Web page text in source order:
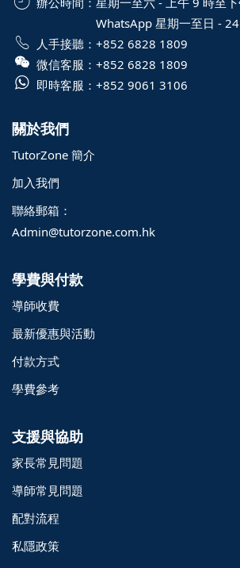
WhatsApp 星期一至日 -
人手接聽： +852 6828 1809
微信客服： +852 6828 1809
即時客服： +852 9061 3106
關於我們
TutorZone 簡介
加入我們
聯絡郵箱：
Admin@tutorzone.com.hk
學費與付款
導師收費
最新優惠與活動
付款方式
學費參考
支援與協助
家長常見問題
導師常見問題
配對流程
私隱政策